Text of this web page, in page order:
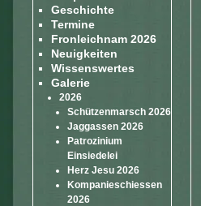
Geschichte
Termine
Fronleichnam 2026
Neuigkeiten
Wissenswertes
Galerie
2026
Schützenmarsch 2026
Jaggassen 2026
Patrozinium
Einsiedelei
Herz Jesu 2026
Kompanieschiessen
2026